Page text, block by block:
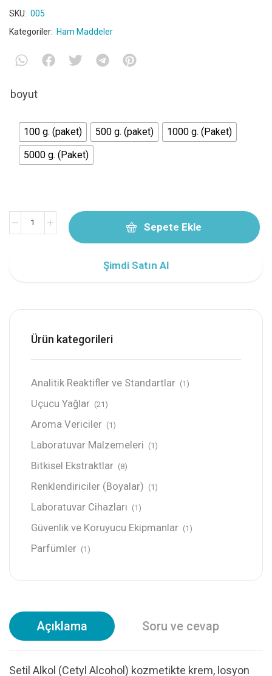
SKU: 005
Kategoriler: Ham Maddeler
boyut
100 g. (paket) 500 g. (paket)
1000 g. (Paket)
5000 g. (Paket)
Sepete Ekle
Şimdi Satın Al
Ürün kategorileri
Analitik Reaktifler ve Standartlar (1)
Uçucu Yağlar (21)
Aroma Vericiler (1)
Laboratuvar Malzemeleri (1)
Bitkisel Ekstraktlar (8)
Renklendiriciler (Boyalar) (1)
Laboratuvar Cihazları (1)
Güvenlik ve Koruyucu Ekipmanlar (1)
Parfümler (1)
Açıklama Soru ve cevap
Setil Alkol (Cetyl Alcohol) kozmetikte krem, losyon